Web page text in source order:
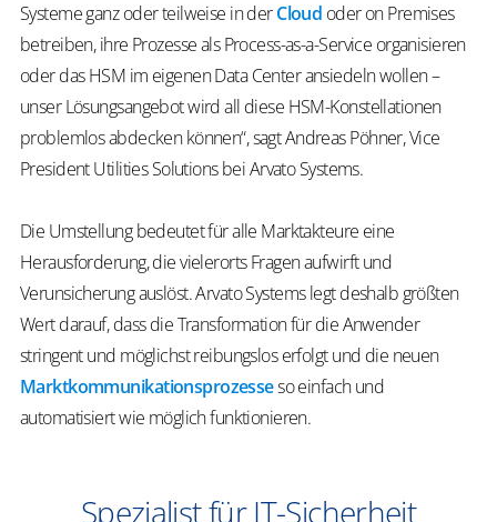
Systeme ganz oder teilweise in derCloud oder on Premises
betreiben, ihre Prozesse als Process-as-a-Service organisieren
oder das HSM im eigenen Data Center ansiedeln wollen –
unser Lösungsangebot wird all diese HSM-Konstellationen
problemlos abdecken können“, sagt Andreas Pöhner, Vice
President Utilities Solutions bei Arvato Systems.
Die Umstellung bedeutet für alle Marktakteure eine
Herausforderung, die vielerorts Fragen aufwirft und
Verunsicherung auslöst. Arvato Systems legt deshalb größten
Wert darauf, dass die Transformation für die Anwender
stringent und möglichst reibungslos erfolgt und die neuen
Marktkommunikationsprozesseso einfach und
automatisiert wie möglich funktionieren.
Spezialist für IT-Sicherheit